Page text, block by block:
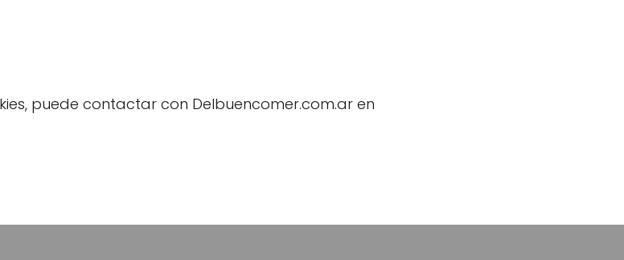
puede contactar con Delbuencomer.com.ar en